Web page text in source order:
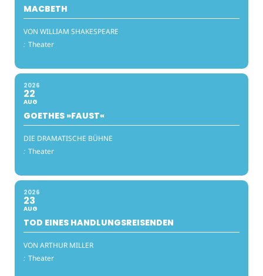
MACBETH
VON WILLIAM SHAKESPEARE
: Theater
2026
22
AUG
GOETHES »FAUST«
DIE DRAMATISCHE BÜHNE
: Theater
2026
23
AUG
TOD EINES HANDLUNGSREISENDEN
VON ARTHUR MILLER
: Theater